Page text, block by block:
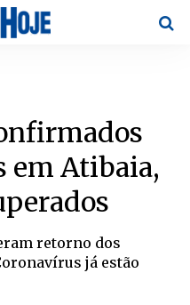
em Atibaia,
retorno dos
já estão